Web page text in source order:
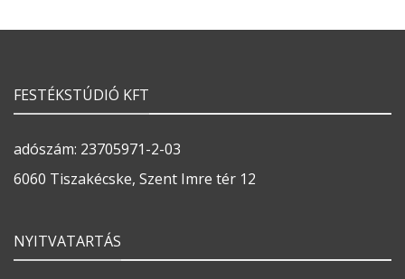
FESTÉKSTÚDIÓ KFT
adószám: 23705971-2-03
6060 Tiszakécske, Szent Imre tér 12
NYITVATARTÁS